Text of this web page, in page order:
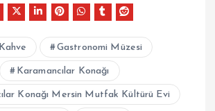
Gastronomi Müzesi
Karamancılar Konağı
Konağı Mersin Mutfak Kültürü Evi